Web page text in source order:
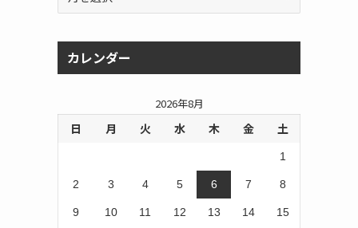
イ
カレンダー
2026年8月
日 月 火 水 木 金 土
1
2 3 4 5 6 7 8
9 10 11 12 13 14 15